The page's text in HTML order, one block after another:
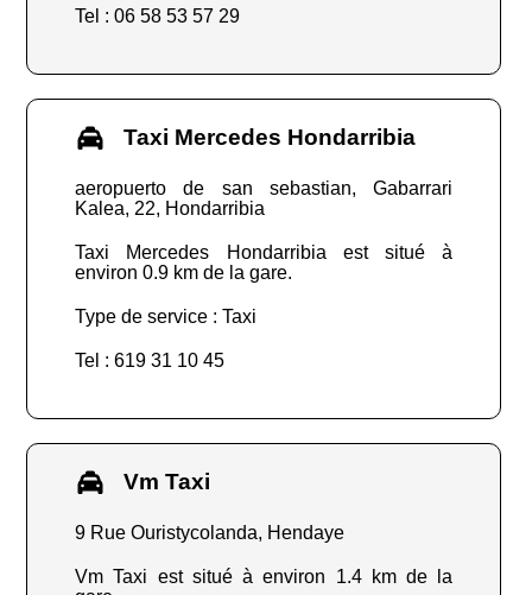
Tel : 06 58 53 57 29
Taxi Mercedes Hondarribia
aeropuerto de san sebastian, Gabarrari
Kalea, 22, Hondarribia
Taxi Mercedes Hondarribia est situé à
environ 0.9 km de la gare.
Type de service : Taxi
Tel : 619 31 10 45
Vm Taxi
9 Rue Ouristycolanda, Hendaye
Vm Taxi est situé à environ 1.4 km de la